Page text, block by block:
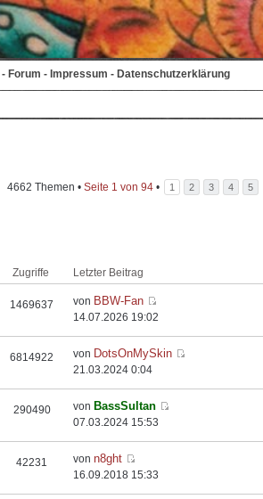
- Forum - Impressum - Datenschutzerklärung
4662 Themen • Seite 1 von 94 • 1 2 3 4 5
Zugriffe Letzter Beitrag
1469637 von BBW-Fan
14.07.2026 19:02
6814922 von DotsOnMySkin
21.03.2024 0:04
290490 von BassSultan
07.03.2024 15:53
42231 vonn8ght
16.09.2018 15:33